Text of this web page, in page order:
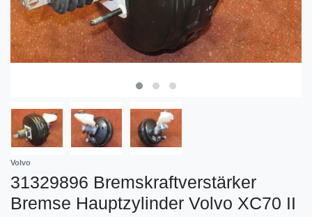
Volvo
31329896 Bremskraftverstärker
Bremse Hauptzylinder Volvo XC70 II